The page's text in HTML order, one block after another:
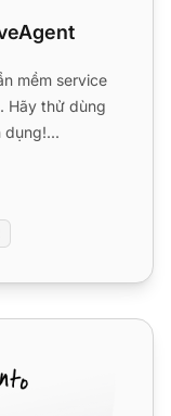
mềm service
Hãy thử dùng